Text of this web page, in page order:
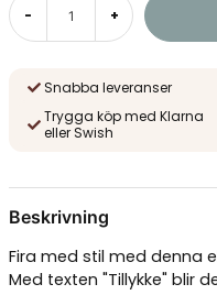
- +
Snabba leveranser
Trygga köp med Klarna
eller Swish
Beskrivning
Fira med stil med denna
Med texten "Tillykke" blir